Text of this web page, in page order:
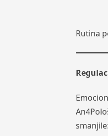
Rutina
smanjile: